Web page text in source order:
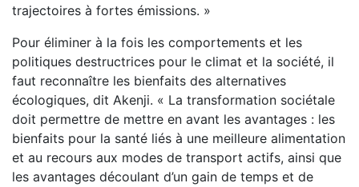
trajectoires à fortes émissions. »
Pour éliminer à la fois les comportements et les
politiques destructrices pour le climat et la société, il
faut reconnaître les bienfaits des alternatives
écologiques, dit Akenji. « La transformation sociétale
doit permettre de mettre en avant les avantages : les
bienfaits pour la santé liés à une meilleure alimentation
et au recours aux modes de transport actifs, ainsi que
les avantages découlant d’un gain de temps et de